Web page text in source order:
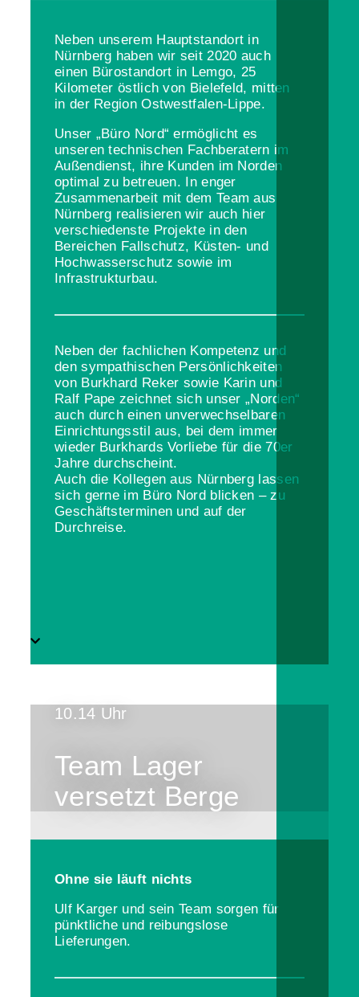
Neben unserem Hauptstandort in
Nürnberg haben wir seit 2020 auch
einen Bürostandort in Lemgo, 25
Kilometer östlich von Bielefeld, mitten
in der Region Ostwestfalen-Lippe.
Unser „Büro Nord“ ermöglicht es
unseren technischen Fachberatern im
Außendienst, ihre Kunden im Norden
optimal zu betreuen. In enger
Zusammenarbeit mit dem Team aus
Nürnberg realisieren wir auch hier
verschiedenste Projekte in den
Bereichen Fallschutz, Küsten- und
Hochwasserschutz sowie im
Infrastrukturbau.
Neben der fachlichen Kompetenz und
den sympathischen Persönlichkeiten
von Burkhard Reker sowie Karin und
Ralf Pape zeichnet sich unser „Norden“
auch durch einen unverwechselbaren
Einrichtungsstil aus, bei dem immer
wieder Burkhards Vorliebe für die 70er
Jahre durchscheint.
Auch die Kollegen aus Nürnberg lassen
sich gerne im Büro Nord blicken – zu
Geschäftsterminen und auf der
Durchreise.
10.14 Uhr
Team Lager
versetzt Berge
Ohne sie läuft nichts
Ulf Karger und sein Team sorgen für
pünktliche und reibungslose
Lieferungen.